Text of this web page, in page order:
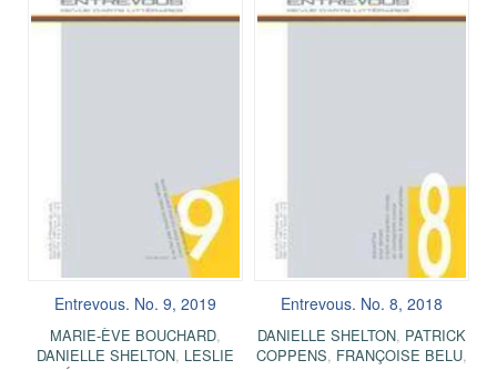
Entrevous. No. 9, 2019
MARIE-ÈVE BOUCHARD,
DANIELLE SHELTON, LESLIE
Entrevous. No. 8, 2018
DANIELLE SHELTON, PATRICK
COPPENS, FRANÇOISE BELU,